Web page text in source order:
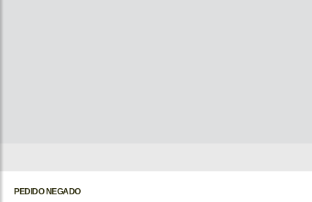
PEDIDO NEGADO